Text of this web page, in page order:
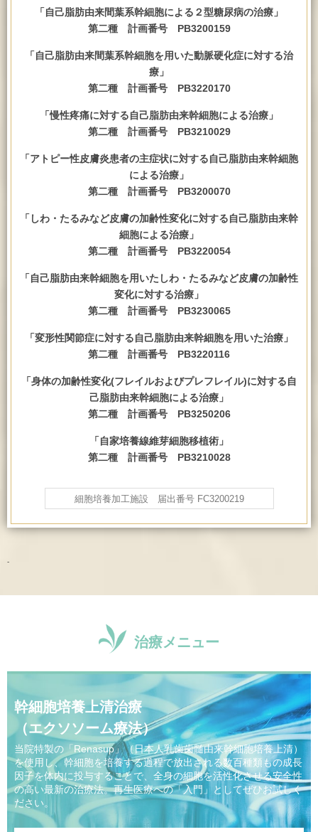
「自己脂肪由来間葉系幹細胞による２型糖尿病の治療」
第二種 計画番号 PB3200159
「自己脂肪由来間葉系幹細胞を用いた動脈硬化症に対する治
療」
第二種 計画番号 PB3220170
「慢性疼痛に対する自己脂肪由来幹細胞による治療」
第二種 計画番号 PB3210029
「アトピー性皮膚炎患者の主症状に対する自己脂肪由来幹細胞
による治療」
第二種 計画番号 PB3200070
「しわ・たるみなど皮膚の加齢性変化に対する自己脂肪由来幹
細胞による治療」
第二種 計画番号 PB3220054
「自己脂肪由来幹細胞を用いたしわ・たるみなど皮膚の加齢性
変化に対する治療」
第二種 計画番号 PB3230065
「変形性関節症に対する自己脂肪由来幹細胞を用いた治療」
第二種 計画番号 PB3220116
「身体の加齢性変化(フレイルおよびプレフレイル)に対する自
己脂肪由来幹細胞による治療」
第二種 計画番号 PB3250206
「自家培養線維芽細胞移植術」
第二種 計画番号 PB3210028
細胞培養加工施設 届出番号 FC3200219
-
治療メニュー
幹細胞培養上清治療
（エクソソーム療法）
当院特製の「Renasup」（日本人乳歯歯髄由来幹細胞培養上清）
を使用し、幹細胞を培養する過程で放出される数百種類もの成長
因子を体内に投与することで、全身の細胞を活性化させる安全性
の高い最新の治療法。再生医療への「入門」としてぜひお試しく
ださい。